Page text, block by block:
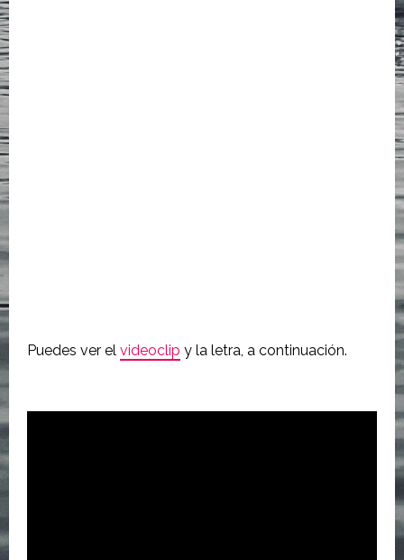
Puedes ver el videoclip y la letra, a continuación.